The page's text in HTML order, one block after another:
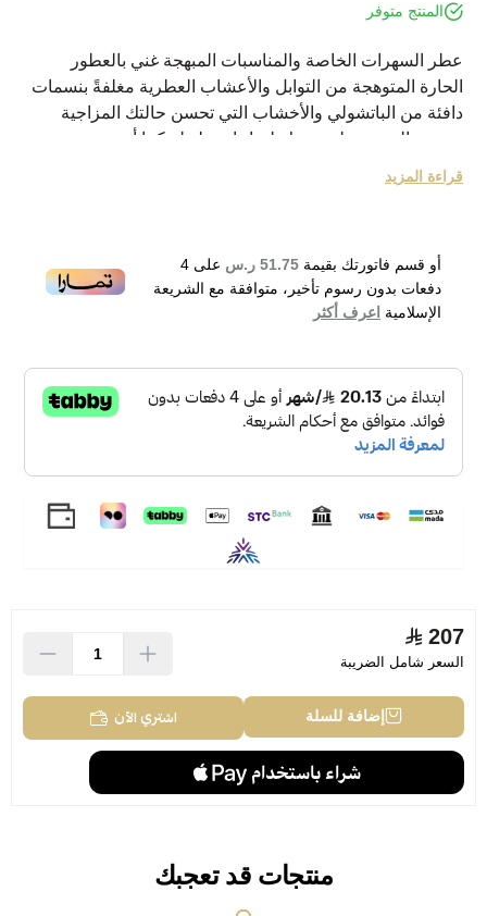
المنتج متوفر
عطر السهرات الخاصة والمناسبات المبهجة غني بالعطور
الحارة المتوهجة من التوابل والأعشاب العطرية مغلفةً بنسمات
دافئة من الباتشولي والأخشاب التي تحسن حالتك المزاجية
وترسم البسمة على وجهك لساعات طويلة كما أنه يزيد من
جاذبيتك وإثارة الانتباه نحوك مع أول ظهور
نبذة عن الماركة:
عام 1967 وعرفت الدار بأقمشتها الفاخرة والمميزة التي
اعتمدت عليها في إنتاج الازياء حتى دخلت عالم العطور عام
1978 وكان أول إصداراتها عطر رجالي واهتمت بهذا القسم حتى
قراءة المزيد
أو قسم فاتورتك بقيمة 51.75 ر.س على 4
دفعات بدون رسوم تأخير، متوافقة مع الشريعة
الإسلامية اعرف أكثر
207
السعر شامل الضريبة
إضافة للسلة اشتري الآن
منتجات قد تعجبك